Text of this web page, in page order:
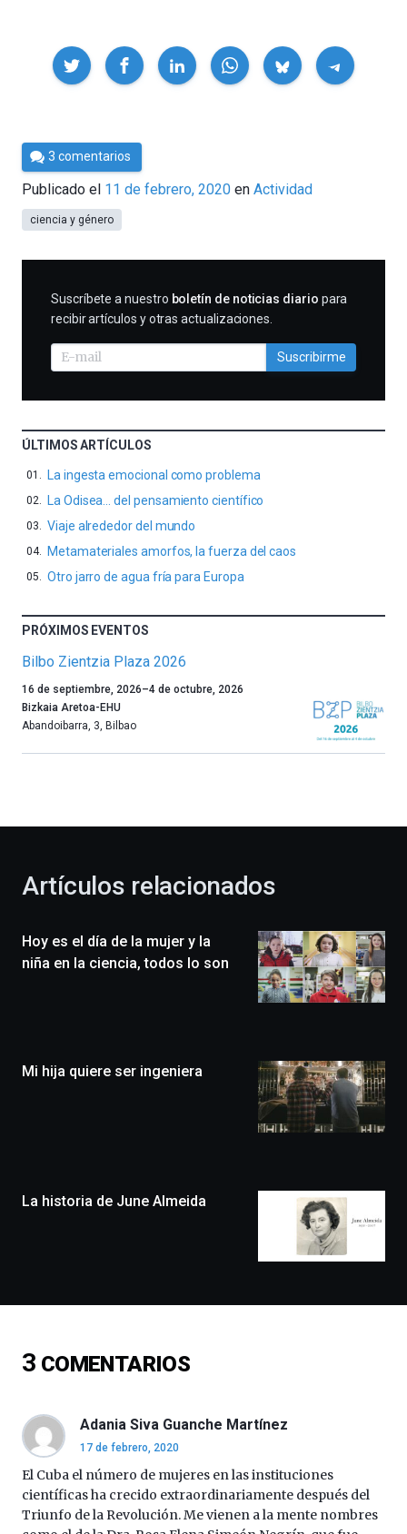
Compartir
Por
César
Tomé
3 comentarios
Publicado el 11 de febrero, 2020 en Actividad
ciencia y género
SUSCRIBIRME
Suscríbete a nuestro boletín de noticias diario para
recibir artículos y otras actualizaciones.
Suscribirme
ÚLTIMOS ARTÍCULOS
La ingesta emocional como problema
La Odisea… del pensamiento científico
Viaje alrededor del mundo
Metamateriales amorfos, la fuerza del caos
Otro jarro de agua fría para Europa
PRÓXIMOS EVENTOS
Bilbo Zientzia Plaza 2026
Un
año
más,
celebración
novena
edición
un
monólogos,
de
16
4
de
octubre.
La
16 de septiembre, 2026–4 de octubre, 2026
Bizkaia Aretoa-EHU
Abandoibarra, 3, Bilbao
Artículos relacionados
Hoy es el día de la mujer y la
niña en la ciencia, todos lo son
Mi hija quiere ser ingeniera
La historia de June Almeida
3 COMENTARIOS
Adania Siva Guanche Martínez
17 de febrero, 2020
El Cuba el número de mujeres en las instituciones
científicas ha crecido extraordinariamente después del
Triunfo de la Revolución. Me vienen a la mente nombres